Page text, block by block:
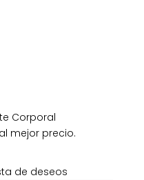
Corporal
mejor precio.
de deseos